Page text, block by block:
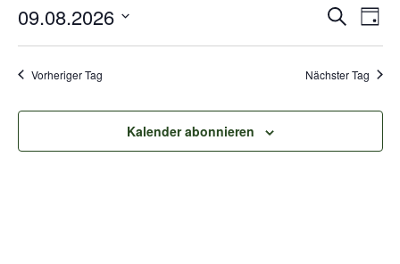
und
SucheTag
09.08.2026
wählen.
Vorheriger Tag Nächster Tag
Kalender abonnieren